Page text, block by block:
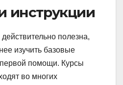
инструкции
полезна,
изучить базовые
помощи. Курсы
во многих